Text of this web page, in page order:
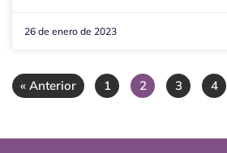
26 de enero de 2023
« Anterior 1 2 3 4